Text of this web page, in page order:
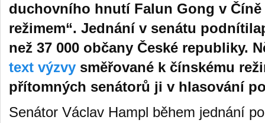
duchovního hnutí Falun Gong v
režimem“. Jednání v senátu
než 37 000 občany České republiky.
text výzvy směřované k čínskému
přítomných senátorů ji v hlasování
Senátor Václav Hampl během jednání